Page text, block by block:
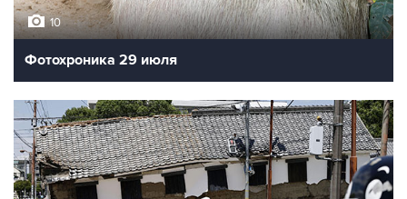
10
Фотохроника 29 июля